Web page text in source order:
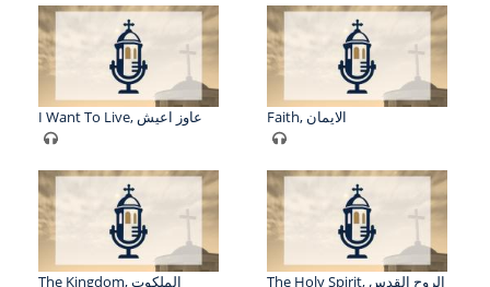
I Want To Live, عاوز اعيش Faith, الايمان
The Kingdom, الملكوت The Holy Spirit, الروح القدس